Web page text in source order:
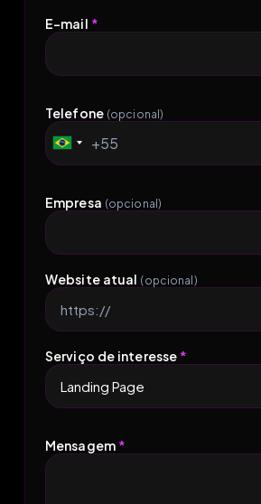
E-mail *
Telefone (opcional)
Brazil
+55
+55
Empresa (opcional)
Website atual (opcional)
Serviço de interesse *
Mensagem *